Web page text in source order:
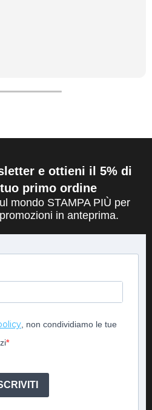
e ottieni il 5% di
primo ordine
mondo STAMPA PIÙ per
in anteprima.
, non condividiamo le tue